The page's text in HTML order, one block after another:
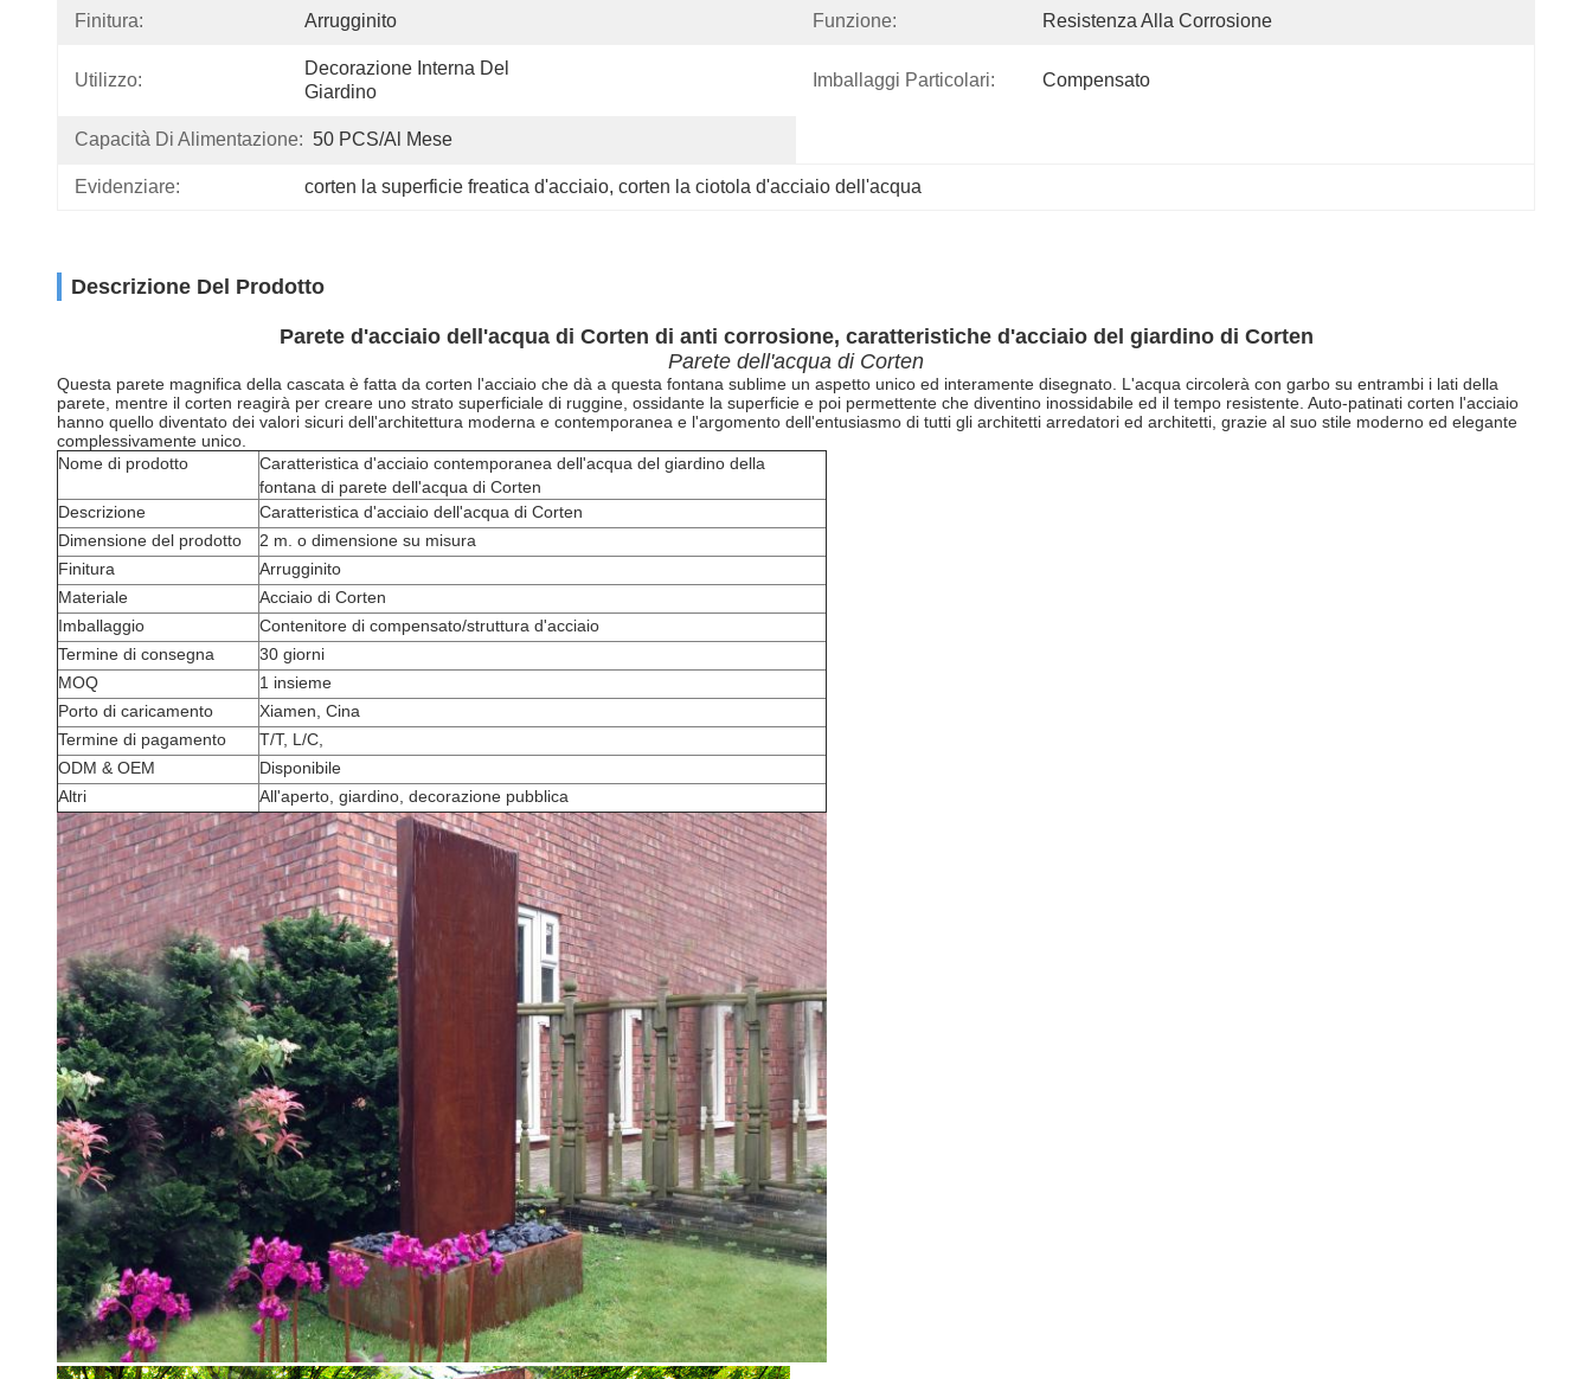
Finitura: Arrugginito Funzione: Resistenza Alla Corrosione
Utilizzo:
Decorazione Interna Del
Giardino
Imballaggi Particolari: Compensato
Capacità Di Alimentazione: 50 PCS/al Mese
Evidenziare: corten la superficie freatica d'acciaio, corten la ciotola d'acciaio dell'acqua
Descrizione Del Prodotto
Parete d'acciaio dell'acqua di Corten di anti corrosione, caratteristiche d'acciaio del giardino di Corten
Parete dell'acqua di Corten
Questa parete magnifica della cascata è fatta da corten l'acciaio che dà a questa fontana sublime un aspetto unico ed interamente disegnato. L'acqua circolerà con garbo su entrambi i lati della
parete, mentre il corten reagirà per creare uno strato superficiale di ruggine, ossidante la superficie e poi permettente che diventino inossidabile ed il tempo resistente. Auto-patinati corten l'acciaio
hanno quello diventato dei valori sicuri dell'architettura moderna e contemporanea e l'argomento dell'entusiasmo di tutti gli architetti arredatori ed architetti, grazie al suo stile moderno ed elegante
complessivamente unico.
Nome di prodotto
Caratteristica d'acciaio contemporanea dell'acqua del giardino della
fontana di parete dell'acqua di Corten
Descrizione
Caratteristica d'acciaio dell'acqua di Corten
Dimensione del prodotto
2 m. o dimensione su misura
Finitura
Arrugginito
Materiale
Acciaio di Corten
Imballaggio
Contenitore di compensato/struttura d'acciaio
Termine di consegna
30 giorni
MOQ
1 insieme
Porto di caricamento
Xiamen, Cina
Termine di pagamento
T/T, L/C,
ODM & OEM
Disponibile
Altri
All'aperto, giardino, decorazione pubblica